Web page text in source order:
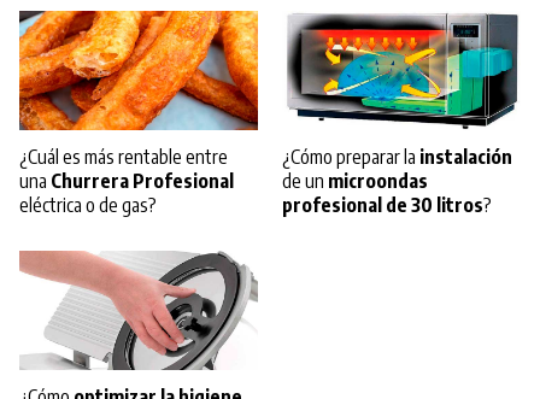
¿Cuál es más rentable entre
una Churrera Profesional
eléctrica o de gas?
¿Cómo preparar la instalación
de un microondas
profesional de 30 litros?